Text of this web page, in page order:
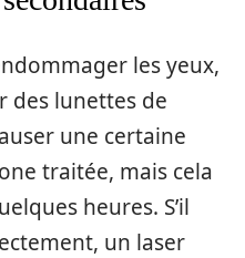
les yeux,
des lunettes de
une certaine
traitée, mais cela
heures. S’il
un laser